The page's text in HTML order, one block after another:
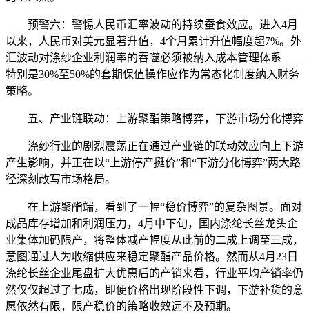
预警六：警惕人民币汇率波动的持续蚕食效应。进入4月
以来，人民币对美元显著升值，4个月累计升值幅度超7%。外
汇波动对涤纱企业利润率的吞噬必须被纳入成本管理体系——
特别是30%至50%的套期保值操作应作为常态化制度纳入财务
策略。
五、产业链联动：上游聚酯策略博弈，下游市场分化博弈
涤纱行业的剧烈震荡正在通过产业链的联动效应向上下游
产生影响，并正在以“上游停产挺价”和“下游分化博弈”两大路
径深刻改写市场格局。
在上游聚酯端，看到了一幅“稳价博弈”的复杂图景。面对
成品库存增加和利润压力，4月中下旬，国内涤纶长丝龙头企
业集体加码限产，将整体减产幅度从此前的二成上调至三成，
意图通过人为收缩供应来稳定聚酯产品价格。然而从4月23日
涤纶长丝企业尾盘扩大优惠后的产销来看，行业平均产销率仍
然仅仅超过了七成，即便价格出现阶段性下调，下游补货的意
愿依然有限，限产稳价的策略收效远不及预期。